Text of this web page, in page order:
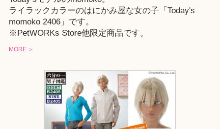
ライラックカラーのはにかみ屋な女の子「Today's
momoko 2406」です。
※ PetWORKs Store他限定商品です。
MORE ＞